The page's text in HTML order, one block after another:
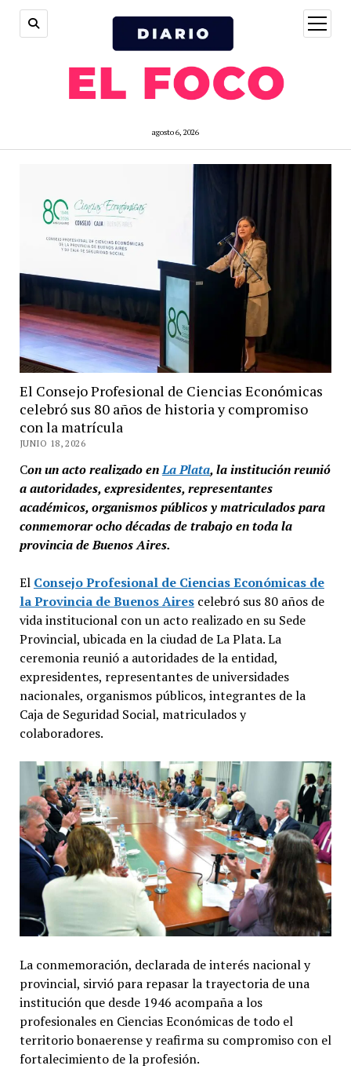
agosto 6, 2026
open
menu
El Consejo Profesional de Ciencias Económicas
celebró sus 80 años de historia y compromiso
con la matrícula
JUNIO 18, 2026
Con un acto realizado enLa Plata, la institución reunió
a autoridades, expresidentes, representantes
académicos, organismos públicos y matriculados para
conmemorar ocho décadas de trabajo en toda la
provincia de Buenos Aires.
El Consejo Profesional de Ciencias Económicas de
la Provincia de Buenos Airescelebró sus 80 años de
vida institucional con un acto realizado en su Sede
Provincial, ubicada en la ciudad de La Plata. La
ceremonia reunió a autoridades de la entidad,
expresidentes, representantes de universidades
nacionales, organismos públicos, integrantes de la
Caja de Seguridad Social, matriculados y
colaboradores.
La conmemoración, declarada de interés nacional y
provincial, sirvió para repasar la trayectoria de una
institución que desde 1946 acompaña a los
profesionales en Ciencias Económicas de todo el
territorio bonaerense y reafirma su compromiso con el
fortalecimiento de la profesión.